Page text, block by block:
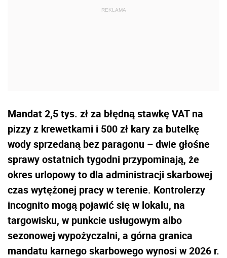
Mandat 2,5 tys. zł za błędną stawkę VAT na
pizzy z krewetkami i 500 zł kary za butelkę
wody sprzedaną bez paragonu – dwie głośne
sprawy ostatnich tygodni przypominają, że
okres urlopowy to dla administracji skarbowej
czas wytężonej pracy w terenie. Kontrolerzy
incognito mogą pojawić się w lokalu, na
targowisku, w punkcie usługowym albo
sezonowej wypożyczalni, a górna granica
mandatu karnego skarbowego wynosi w 2026 r.